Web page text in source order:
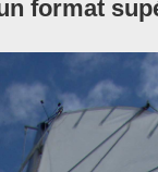
format